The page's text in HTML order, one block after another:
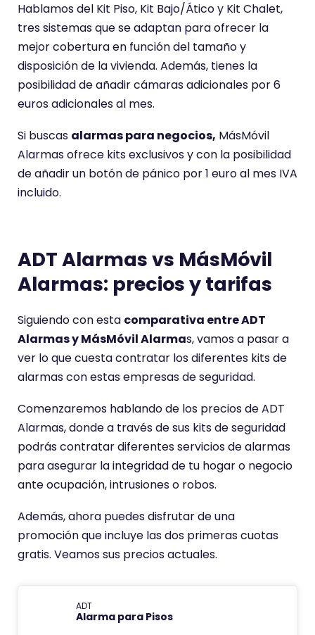
Hablamos del Kit Piso, Kit Bajo/Ático y Kit Chalet,
tres sistemas que se adaptan para ofrecer la
mejor cobertura en función del tamaño y
disposición de la vivienda. Además, tienes la
posibilidad de añadir cámaras adicionales por 6
euros adicionales al mes.
Si buscas alarmas para negocios, MásMóvil
Alarmas ofrece kits exclusivos y con la posibilidad
de añadir un botón de pánico por 1 euro al mes IVA
incluido.
ADT Alarmas vs MásMóvil
Alarmas: precios y tarifas
Siguiendo con esta comparativa entre ADT
Alarmas y MásMóvil Alarmas, vamos a pasar a
ver lo que cuesta contratar los diferentes kits de
alarmas con estas empresas de seguridad.
Comenzaremos hablando de los precios de ADT
Alarmas, donde a través de sus kits de seguridad
podrás contratar diferentes servicios de alarmas
para asegurar la integridad de tu hogar o negocio
ante ocupación, intrusiones o robos.
Además, ahora puedes disfrutar de una
promoción que incluye las dos primeras cuotas
gratis. Veamos sus precios actuales.
ADT
Alarma para Pisos